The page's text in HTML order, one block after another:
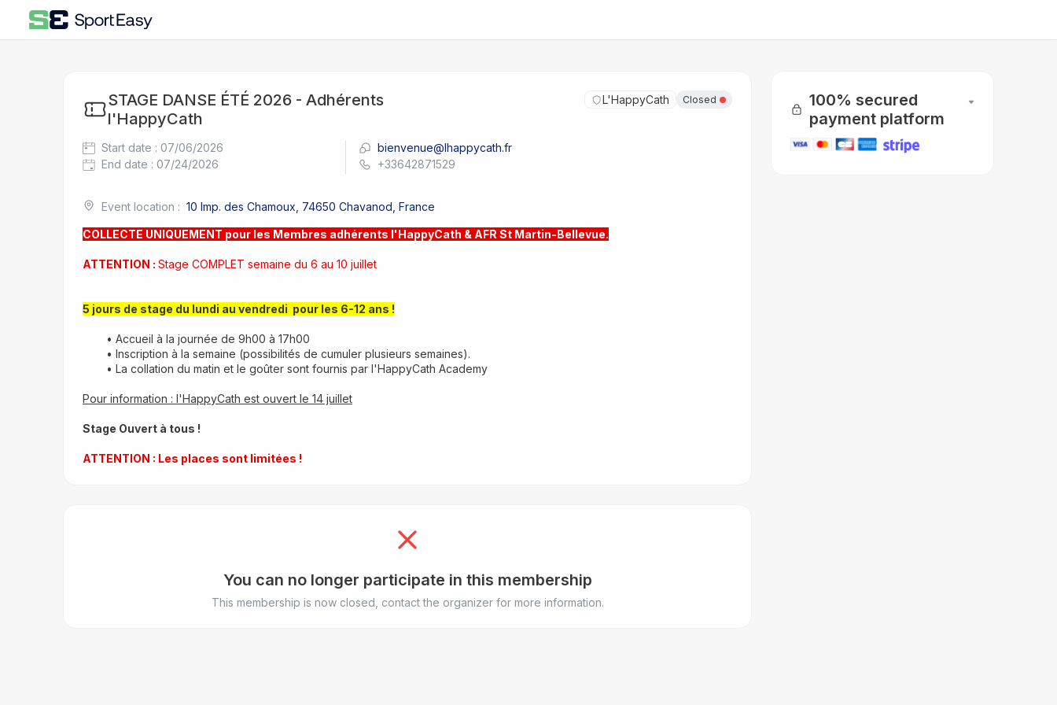
STAGE DANSE ÉTÉ 2026 - Adhérents
l'HappyCath
L'HappyCath Closed
Start date : 07/06/2026
End date : 07/24/2026
bienvenue@lhappycath.fr
+33642871529
Event location : 10 Imp. des Chamoux, 74650 Chavanod, France
COLLECTE UNIQUEMENT pour les Membres adhérents l'HappyCath & AFR St Martin-Bellevue.
ATTENTION : Stage COMPLET semaine du 6 au 10 juillet
5 jours de stage du lundi au vendredi  pour les 6-12 ans !
Accueil à la journée de 9h00 à 17h00
Inscription à la semaine (possibilités de cumuler plusieurs semaines).
La collation du matin et le goûter sont fournis par l'HappyCath Academy
Pour information : l'HappyCath est ouvert le 14 juillet
Stage Ouvert à tous !
ATTENTION : Les places sont limitées !
You can no longer participate in this membership
This membership is now closed, contact the organizer for more information.
100% secured
payment platform